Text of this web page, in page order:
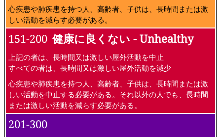
心疾患や肺疾患を持つ人、高齢者、子供は、長時間または激
しい活動を減らす必要がある。
151-200 健康に良くない - Unhealthy
上記の者は、長時間又は激しい屋外活動を中止
すべての者は、長時間又は激しい屋外活動を減少
心疾患や肺疾患を持つ人、高齢者、子供は、長時間または激
しい活動を中止する必要がある。それ以外の人でも、長時間
または激しい活動を減らす必要がある。
201-300